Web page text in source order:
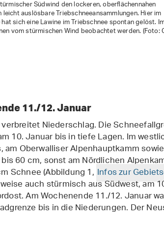
Südwind den lockeren, oberflächennahen
auslösbare Triebschneeansammlungen. Hier im
sich eine Lawine im Triebschnee spontan gelöst.
vom stürmischen Wind beobachtet werden. (Foto:
11./12. Januar
Niederschlag. Die
10. Januar bis in tiefe Lagen. Im
Oberwalliser Alpenhauptkamm
60 cm, sonst am Nördlichen
Schnee (Abbildung 1, Infos zur
auch stürmisch aus Südwest, am
Am Wochenende 11./12. Januar
bis in die Niederungen. Der